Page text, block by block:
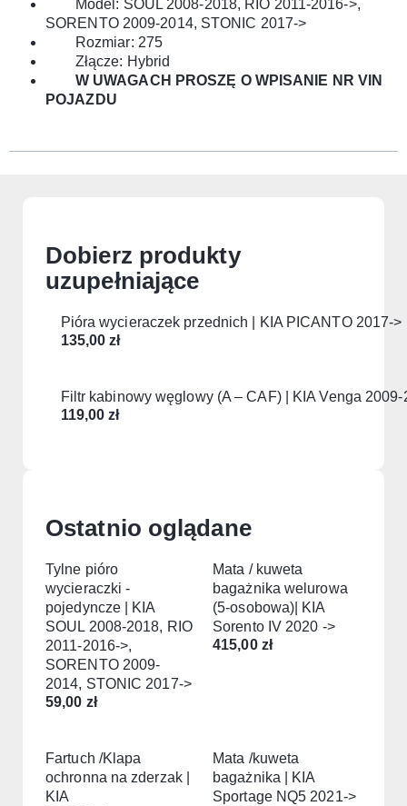
Model: SOUL 2008-2018, RIO 2011-2016->,
SORENTO 2009-2014, STONIC 2017->
Rozmiar: 275
Złącze: Hybrid
W UWAGACH PROSZĘ O WPISANIE NR VIN
POJAZDU
Dobierz produkty
uzupełniające
Pióra wycieraczek przednich | KIA PICANTO 2017->
135,00zł
Filtr kabinowy węglowy (A – CAF) | KIA Venga 2009-
119,00zł
Ostatnio oglądane
Tylne pióro
wycieraczki -
pojedyncze | KIA
SOUL 2008-2018, RIO
2011-2016->,
SORENTO 2009-
2014, STONIC 2017->
59,00 zł
Mata / kuweta
bagażnika welurowa
(5-osobowa)| KIA
Sorento IV 2020 ->
415,00 zł
Fartuch /Klapa
ochronna na zderzak |
KIA
Mata /kuweta
bagażnika | KIA
Sportage NQ5 2021->